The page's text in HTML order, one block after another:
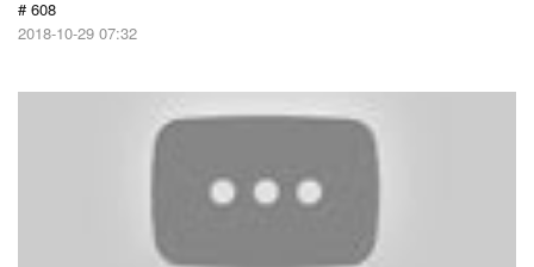
# 608
2018-10-29 07:32